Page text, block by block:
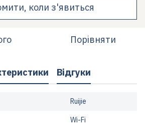
коли з'явиться
Порівняти
Відгуки
Ruijie
Wi-Fi